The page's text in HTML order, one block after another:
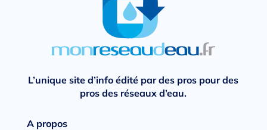
L’unique site d’info édité par des pros pour des
pros des réseaux d’eau.
A propos